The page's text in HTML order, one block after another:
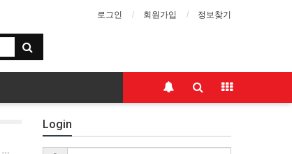
로그인 회원가입 정보찾기
Login